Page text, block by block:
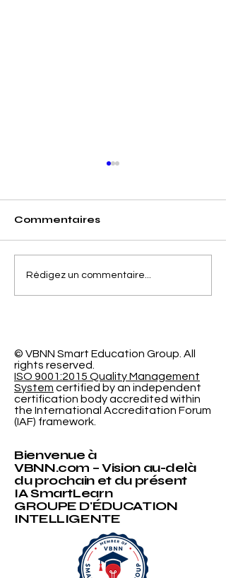
Séparer la Précision
de l'Erreur de
Commentaires
Rédigez un commentaire...
© VBNN Smart Education Group. All
rights reserved.
ISO 9001:2015 Quality Management
System certified by an independent
certification body accredited within
the International Accreditation Forum
(IAF) framework.
Bienvenue à
VBNN.com – Vision au-delà
du prochain et du présent
IA SmartLearn
GROUPE D'ÉDUCATION
INTELLIGENTE